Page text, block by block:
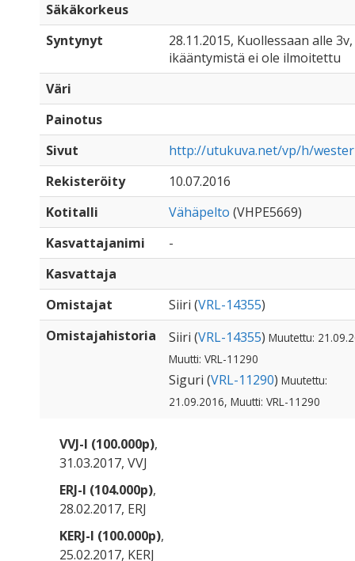
Säkäkorkeus
Syntynyt
28.11.2015, Kuollessaan alle
ikääntymistä ei ole ilmoitettu
Väri
Painotus
Sivut
http://utukuva.net/vp/h/
Rekisteröity
10.07.2016
Kotitalli
Vähäpelto (VHPE5669)
Kasvattajanimi
-
Kasvattaja
Omistajat
Siiri (VRL-14355)
Omistajahistoria
Siiri (VRL-14355) Muutettu:
Muutti: VRL-11290
Siguri (VRL-11290) Muutettu:
21.09.2016, Muutti: VRL-11290
VVJ-I (100.000p),
31.03.2017, VVJ
ERJ-I (104.000p),
28.02.2017, ERJ
KERJ-I (100.000p),
25.02.2017, KERJ